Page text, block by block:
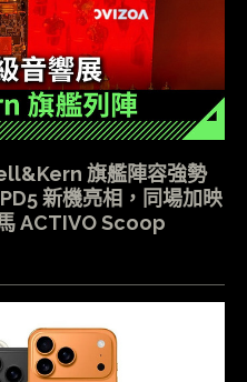
旗艦陣容強勢
新機亮相，同場加映
ACTIVO Scoop